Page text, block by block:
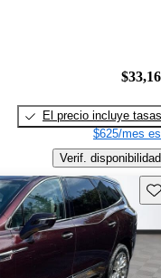
El precio incluye tasas
$625/mes
Verif. disponibilidad